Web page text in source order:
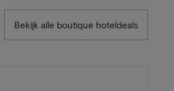
Bekijk alle boutique hoteldeals